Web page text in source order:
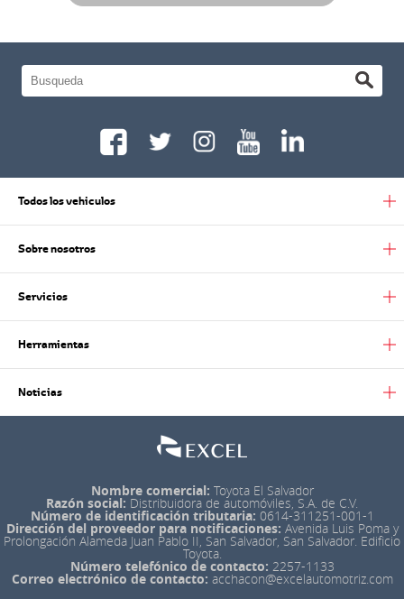
Todos los vehiculos
Sobre nosotros
Servicios
Herramientas
Noticias
Nombre comercial: Toyota El Salvador
Razón social: Distribuidora de automóviles, S.A. de C.V.
Número de identificación tributaria: 0614-311251-001-1
Dirección del proveedor para notificaciones: Avenida Luis Poma y
Prolongación Alameda Juan Pablo II, San Salvador, San Salvador. Edificio
Toyota.
Número telefónico de contacto: 2257-1133
Correo electrónico de contacto: acchacon@excelautomotriz.com